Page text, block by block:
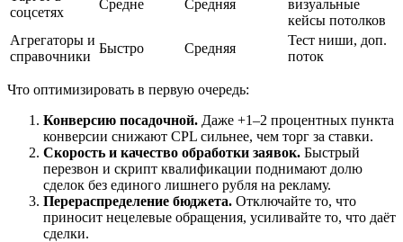
соцсетях
Средне Средняя
визуальные
кейсы потолков
Агрегаторы и
справочники
Быстро Средняя
Тест ниши, доп.
поток
Что оптимизировать в первую очередь:
Конверсию посадочной. Даже +1–2 процентных пункта
конверсии снижают CPL сильнее, чем торг за ставки.
Скорость и качество обработки заявок. Быстрый
перезвон и скрипт квалификации поднимают долю
сделок без единого лишнего рубля на рекламу.
Перераспределение бюджета. Отключайте то, что
приносит нецелевые обращения, усиливайте то, что даёт
сделки.